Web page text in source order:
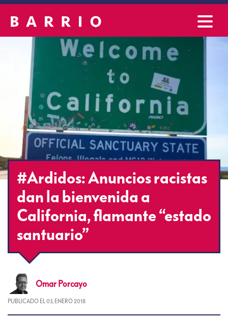
#Ardidos: Anuncios racistas
dan la bienvenida a
California, flamante “estado
santuario”
Omar Porcayo
PUBLICADO EL 03, ENERO 2018